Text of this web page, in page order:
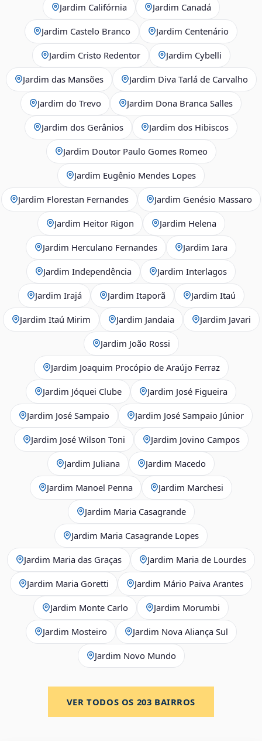
Jardim Califórnia Jardim Canadá
Jardim Castelo Branco Jardim Centenário
Jardim Cristo Redentor Jardim Cybelli
Jardim das Mansões Jardim Diva Tarlá de Carvalho
Jardim do Trevo Jardim Dona Branca Salles
Jardim dos Gerânios Jardim dos Hibiscos
Jardim Doutor Paulo Gomes Romeo
Jardim Eugênio Mendes Lopes
Jardim Florestan Fernandes Jardim Genésio Massaro
Jardim Heitor Rigon Jardim Helena
Jardim Herculano Fernandes Jardim Iara
Jardim Independência Jardim Interlagos
Jardim Irajá Jardim Itaporã Jardim Itaú
Jardim Itaú Mirim Jardim Jandaia Jardim Javari
Jardim João Rossi
Jardim Joaquim Procópio de Araújo Ferraz
Jardim Jóquei Clube Jardim José Figueira
Jardim José Sampaio Jardim José Sampaio Júnior
Jardim José Wilson Toni Jardim Jovino Campos
Jardim Juliana Jardim Macedo
Jardim Manoel Penna Jardim Marchesi
Jardim Maria Casagrande
Jardim Maria Casagrande Lopes
Jardim Maria das Graças Jardim Maria de Lourdes
Jardim Maria Goretti Jardim Mário Paiva Arantes
Jardim Monte Carlo Jardim Morumbi
Jardim Mosteiro Jardim Nova Aliança Sul
Jardim Novo Mundo
VER TODOS OS 203 BAIRROS